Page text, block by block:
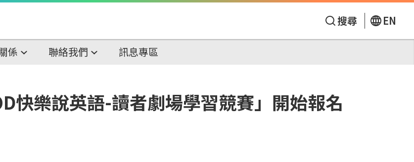
搜尋 EN
係 聯絡我們 訊息專區
快樂說英語-讀者劇場學習競賽」開始報名